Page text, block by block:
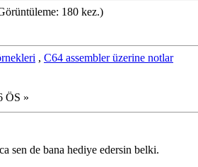
180 kez.)
, C64 assembler üzerine notlar
ÖS »
sen de bana hediye edersin belki.